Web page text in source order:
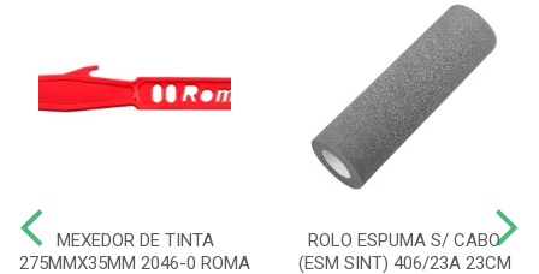
MEXEDOR DE TINTA
275MMX35MM 2046-0 ROMA
ROLO ESPUMA S/ CABO
(ESM SINT) 406/23A 23CM